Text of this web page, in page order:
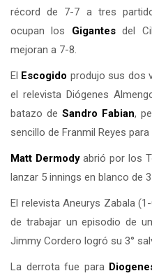
récord de 7-7 a tres
ocupan los Gigantesdel
mejoran a 7-8.
El Escogido produjo sus dos
el relevista Diógenes
batazo de Sandro Fabian,
sencillo de Franmil Reyes
Matt Dermodyabrió por los
lanzar 5 innings en blanco de
El relevista Aneurys Zabala
de trabajar un episodio de
Jimmy Cordero logró su 3°
La derrota fue para